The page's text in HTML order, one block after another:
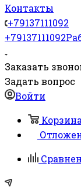
Контакты
+79137111092
+79137111092
Заказать
Задать вопрос
Войти
Корзина